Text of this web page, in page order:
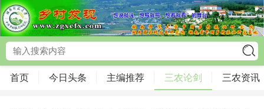
首页 今日头条 主编推荐 三农论剑 三农资讯